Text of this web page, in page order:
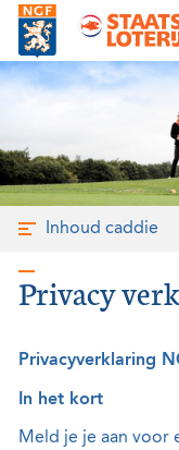
Inhoud caddie
Privacy
Privacyverklaring
In het kort
Meld je je aan voor